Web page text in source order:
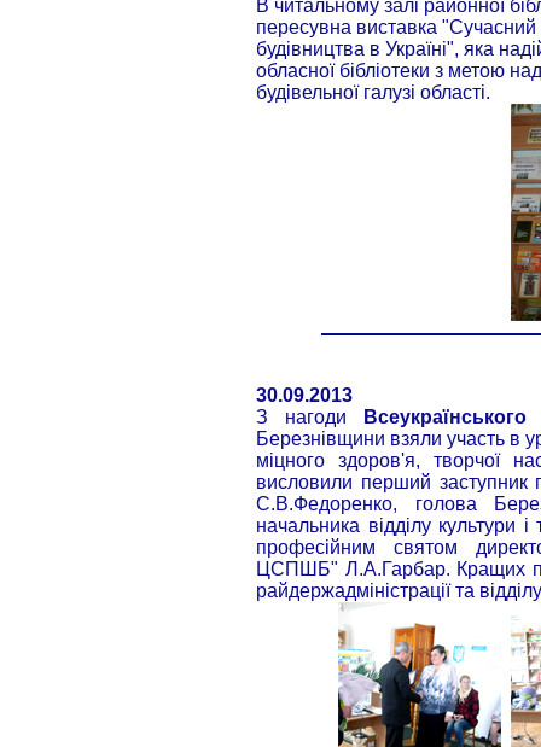
В читальному залі районної
пересувна виставка "Сучасний
будівництва в Україні", яка
обласної бібліотеки з метою
будівельної галузі області.
30.09.2013
З нагоди
Березнівщини взяли участь в
міцного здоров'я, творчої
висловили перший заступник
С.В.Федоренко, голова
начальника відділу культури
професійним святом
ЦСПШБ" Л.А.Гарбар. Кращих
райдержадміністрації та